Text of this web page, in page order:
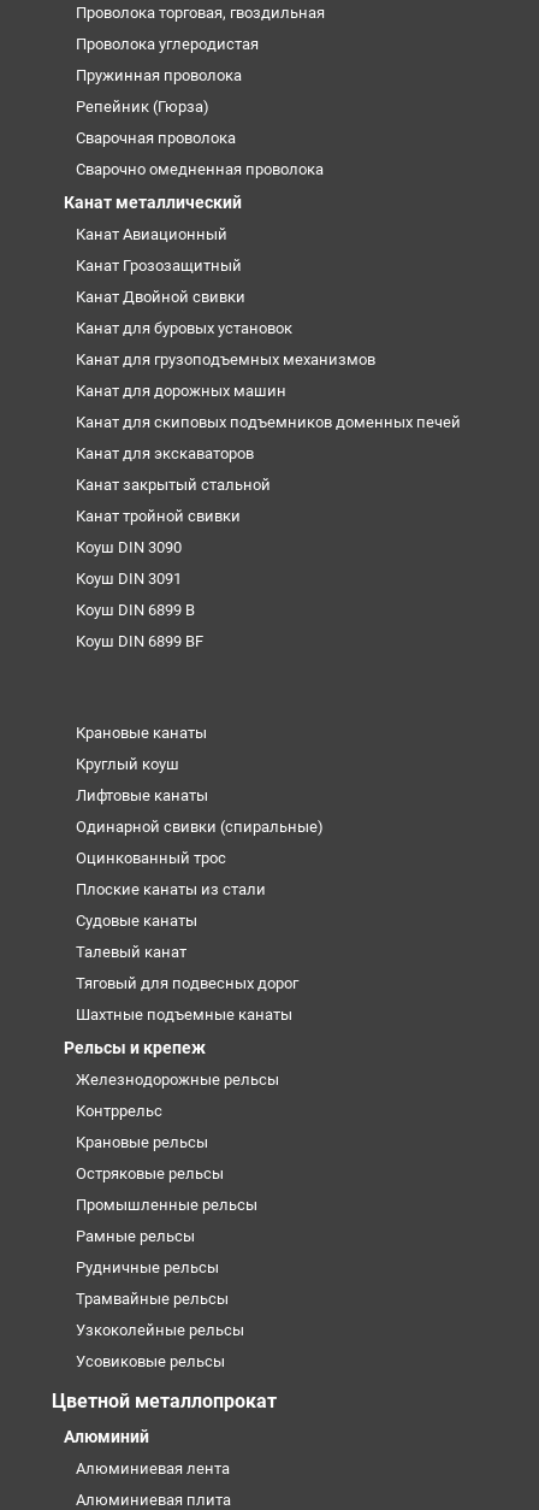
Проволока торговая, гвоздильная
Проволока углеродистая
Пружинная проволока
Репейник (Гюрза)
Сварочная проволока
Сварочно омедненная проволока
Канат металлический
Канат Авиационный
Канат Грозозащитный
Канат Двойной свивки
Канат для буровых установок
Канат для грузоподъемных механизмов
Канат для дорожных машин
Канат для скиповых подъемников доменных печей
Канат для экскаваторов
Канат закрытый стальной
Канат тройной свивки
Коуш DIN 3090
Коуш DIN 3091
Коуш DIN 6899 B
Коуш DIN 6899 BF
Крановые канаты
Круглый коуш
Лифтовые канаты
Одинарной свивки (спиральные)
Оцинкованный трос
Плоские канаты из стали
Судовые канаты
Талевый канат
Тяговый для подвесных дорог
Шахтные подъемные канаты
Рельсы и крепеж
Железнодорожные рельсы
Контррельс
Крановые рельсы
Остряковые рельсы
Промышленные рельсы
Рамные рельсы
Рудничные рельсы
Трамвайные рельсы
Узкоколейные рельсы
Усовиковые рельсы
Цветной металлопрокат
Алюминий
Алюминиевая лента
Алюминиевая плита